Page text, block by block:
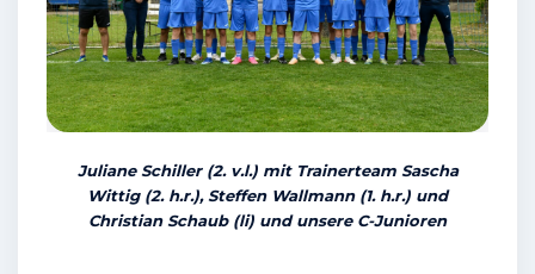
Juliane Schiller (2. v.l.) mit Trainerteam Sascha
Wittig (2. h.r.), Steffen Wallmann (1. h.r.) und
Christian Schaub (li) und unsere C-Junioren